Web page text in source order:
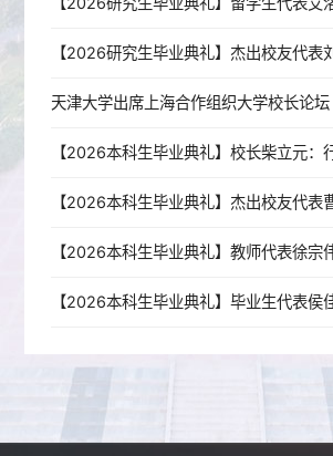
天津大学出席上海合作组织大学校长论坛
【2026本科生毕业典礼】校长柴立元：